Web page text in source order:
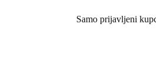
Samo prijavljeni